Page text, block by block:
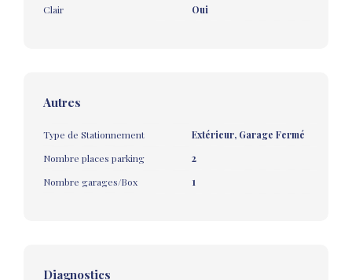
Clair
Oui
Autres
Type de Stationnement
Extérieur, Garage Fermé
Nombre places parking
2
Nombre garages/Box
1
Diagnostics